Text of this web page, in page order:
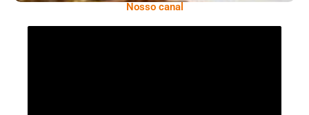
Nosso canal